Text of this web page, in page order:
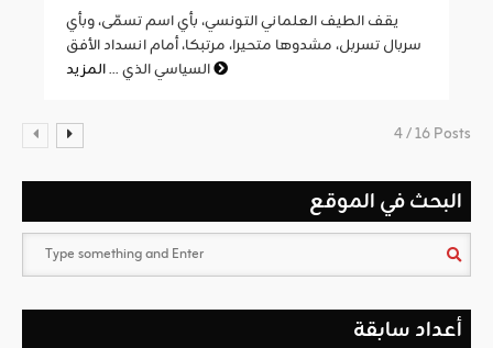
يقف الطيف العلماني التونسي، بأي اسم تسمّى، وبأي
سربال تسربل، مشدوها متحيرا، مرتبكا، أمام انسداد الأفق
السياسي الذي ...
4 / 16 Posts
البحث في الموقع
أعداد سابقة